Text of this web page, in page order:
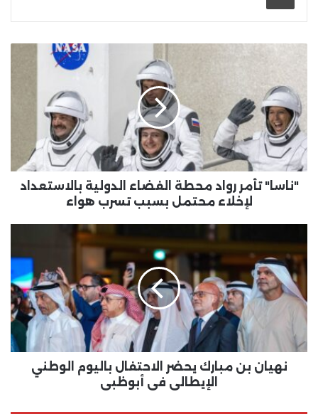
"ناسا"
محطة
الفضاء
الدولية
بالاستعداد
لإخلاء
محتمل
بسبب
"ناسا" تأمر رواد محطة الفضاء الدولية بالاستعداد
لإخلاء محتمل بسبب تسرب هواء
بن
مبارك
يحضر
الاحتفال
باليوم
الوطني
الإيطالي
في
أبوظبينهيان بن مبارك يحضر الاحتفال باليوم الوطني
الإيطالي في أبوظبي